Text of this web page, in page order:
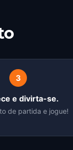
3
e divirta-se.
de partida e jogue!